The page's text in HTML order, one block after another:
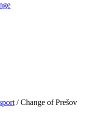
/Change of Prešov